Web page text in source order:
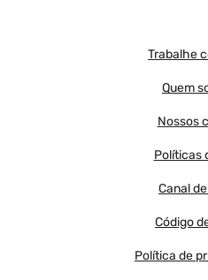
Trabalhe
Quem
Nossos
Políticas
Canal
Código
Política de